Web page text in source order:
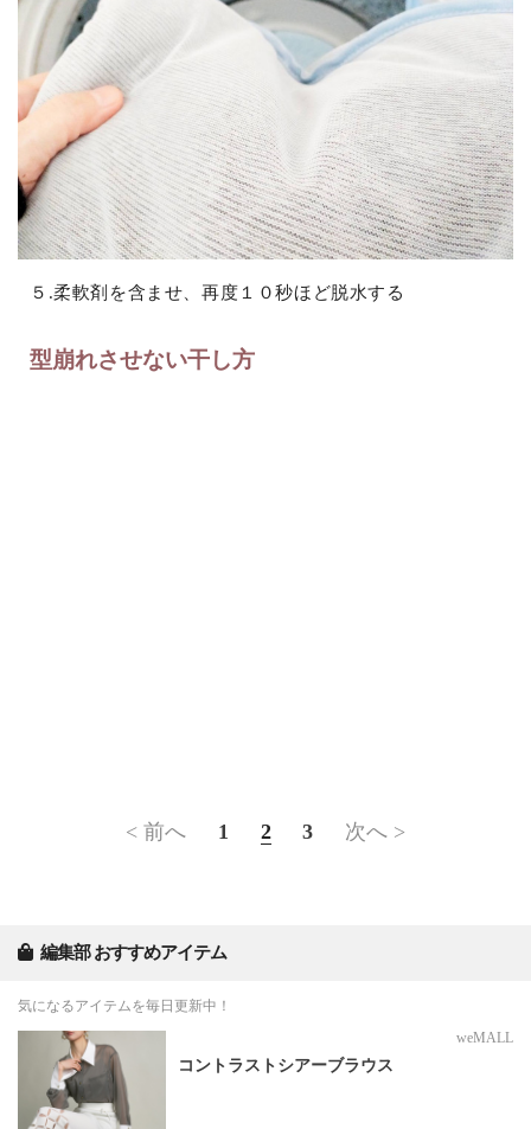
５.柔軟剤を含ませ、再度１０秒ほど脱水する
型崩れさせない干し方
< 前へ 1 2 3 次へ >
編集部 おすすめアイテム
気になるアイテムを毎日更新中！
weMALL
コントラストシアーブラウス